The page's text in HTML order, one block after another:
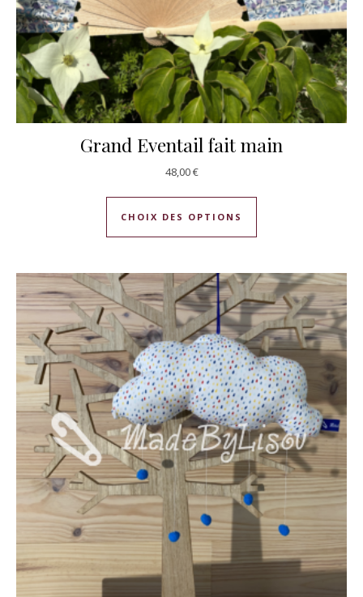
Grand Eventail fait main
48,00€
CHOIX DES OPTIONS
Ce produit a